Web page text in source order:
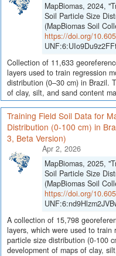
MapBiomas, 2024,
Soil Particle Size
(MapBiomas Soil
https://doi.org/
Collection of 11,633
layers used to train regression
distribution (0–30 cm) in Brazil.
of clay, silt, and sand content
Training Field Soil Data for
Distribution (0-100 cm) in
3, Beta Version)
Apr 2, 2026
MapBiomas, 2025,
Soil Particle Size
(MapBiomas Soil
https://doi.org/
A collection of 15,798
layers, which were used to train
particle size distribution (0-100
development of maps of clay,